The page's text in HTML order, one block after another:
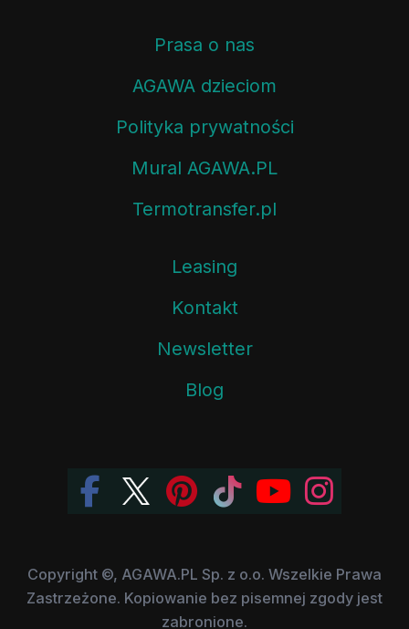
Prasa o nas
AGAWA dzieciom
Polityka prywatności
Mural AGAWA.PL
Termotransfer.pl
Leasing
Kontakt
Newsletter
Blog
Copyright ©, AGAWA.PL Sp. z o.o. Wszelkie Prawa
Zastrzeżone. Kopiowanie bez pisemnej zgody jest
zabronione.